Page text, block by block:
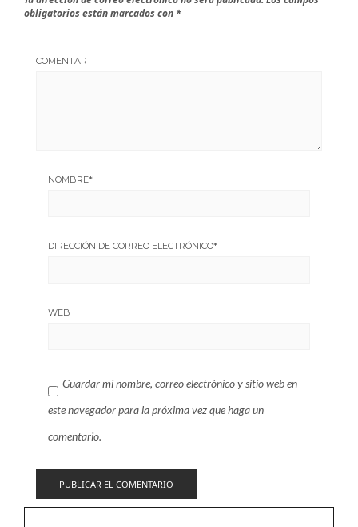
obligatorios están marcados con *
COMENTAR
NOMBRE*
DIRECCIÓN DE CORREO ELECTRÓNICO*
WEB
Guardar mi nombre, correo electrónico y sitio web en
este navegador para la próxima vez que haga un
comentario.